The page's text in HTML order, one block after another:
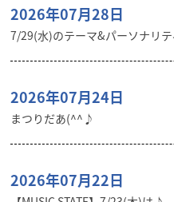
2026年07月28日
7/29(水)のテーマ&パーソナリ
2026年07月24日
まつりだあ(^^♪
2026年07月22日